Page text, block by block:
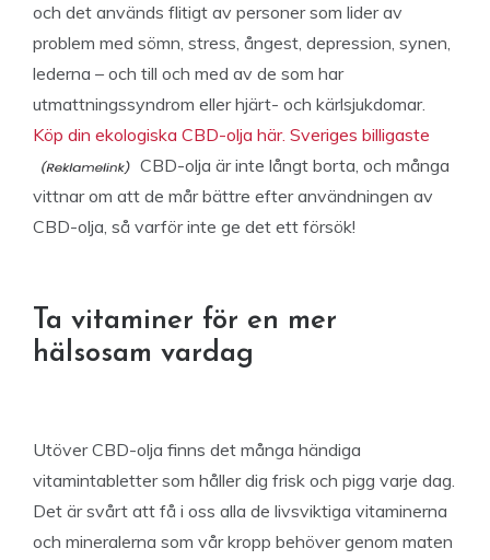
och det används flitigt av personer som lider av
problem med sömn, stress, ångest, depression, synen,
lederna – och till och med av de som har
utmattningssyndrom eller hjärt- och kärlsjukdomar.
Köp din ekologiska CBD-olja här. Sveriges billigaste
CBD-olja är inte långt borta, och många
vittnar om att de mår bättre efter användningen av
CBD-olja, så varför inte ge det ett försök!
Ta vitaminer för en mer
hälsosam vardag
Utöver CBD-olja finns det många händiga
vitamintabletter som håller dig frisk och pigg varje dag.
Det är svårt att få i oss alla de livsviktiga vitaminerna
och mineralerna som vår kropp behöver genom maten